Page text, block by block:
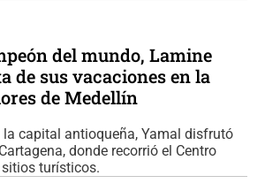
del mundo, Lamine
de sus vacaciones en la
de Medellín
la capital antioqueña, Yamal disfrutó
donde recorrió el Centro
turísticos.